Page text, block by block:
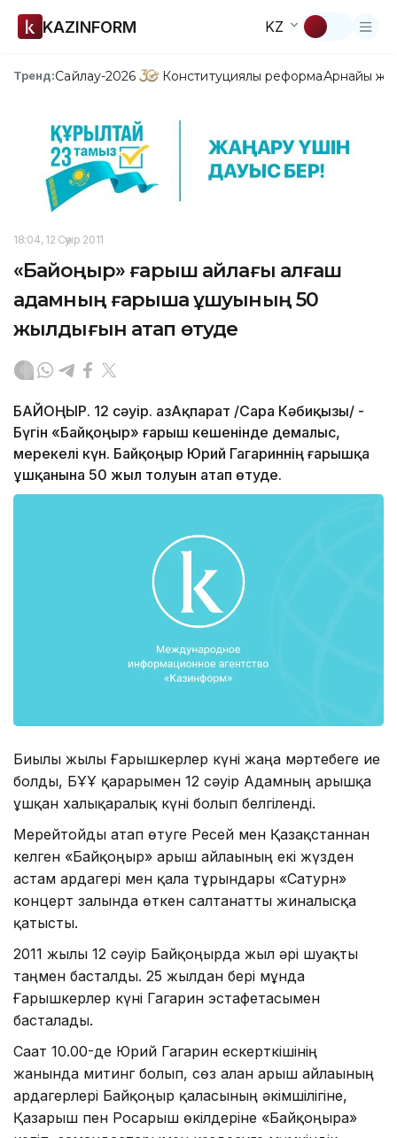
KAZINFORM KZ
Тренд:Сайлау-2026 Конституциялық реформаАрнайы
18:04, 12 Сәуір 2011
«Байқоңыр» ғарыш айлағы алғаш
адамның ғарышқа ұшуының 50
жылдығын атап өтуде
БАЙҚОҢЫР. 12 сәуір. ҚазАқпарат /Сара Кәбиқызы/ -
Бүгін «Байқоңыр» ғарыш кешенінде демалыс,
мерекелі күн. Байқоңыр Юрий Гагариннің ғарышқа
ұшқанына 50 жыл толуын атап өтуде.
Биылғы жылы Ғарышкерлер күні жаңа мәртебеге ие
болды, БҰҰ қарарымен 12 сәуір Адамның ғарышқа
ұшқан халықаралық күні болып белгіленді.
Мерейтойды атап өтуге Ресей мен Қазақстаннан
келген «Байқоңыр» ғарыш айлағының екі жүзден
астам ардагері мен қала тұрғындары «Сатурн»
концерт залында өткен салтанатты жиналысқа
қатысты.
2011 жылғы 12 сәуір Байқоңырда жыл әрі шуақты
таңмен басталды. 25 жылдан бері мұнда
Ғарышкерлер күні Гагарин эстафетасымен
басталады.
Сағат 10.00-де Юрий Гагарин ескерткішінің
жанында митинг болып, сөз алған ғарыш айлағының
ардагерлері Байқоңыр қаласының әкімшілігіне,
Қазғарыш пен Росғарыш өкілдеріне «Байқоңырға»